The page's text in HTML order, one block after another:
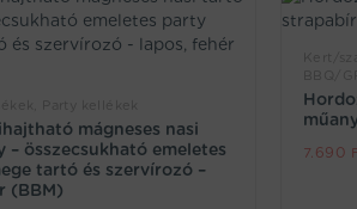
mágneses nasi
– összecsukható emeletes
tartó és szervírozó –
(BBM)
7.690